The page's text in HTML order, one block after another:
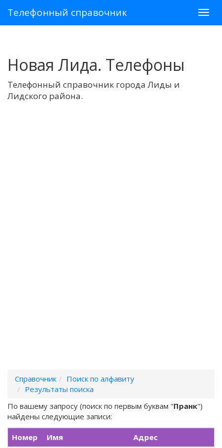
Телефонный справочник
Новая Лида. Телефоны
Телефонный справочник города Лиды и
Лидского района.
Справочник
Поиск по алфавиту
Результаты поиска
По вашему запросу (поиск по первым буквам "Пранк")
найдены следующие записи:
Номер Имя Адрес